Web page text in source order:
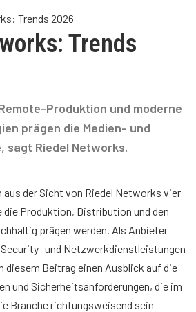
Trends 2026
Trends
Produktion und moderne
prägen die Medien- und
sagt Riedel Networks.
aus der Sicht von Riedel Networks vier
die Produktion, Distribution und den
prägen werden. Als Anbieter
und Netzwerkdienstleistungen
diesem Beitrag einen Ausblick auf die
und Sicherheitsanforderungen, die im
Branche richtungsweisend sein